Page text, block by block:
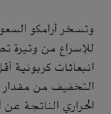
وتسخر أرامكو
للإسراع من وتيرة
انبعاثات كربونية
التخفيف من مقدار
الحراري الناتجة عن